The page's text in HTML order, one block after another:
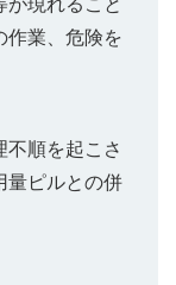
作業、危険を
不順を起こさ
量ピルとの併